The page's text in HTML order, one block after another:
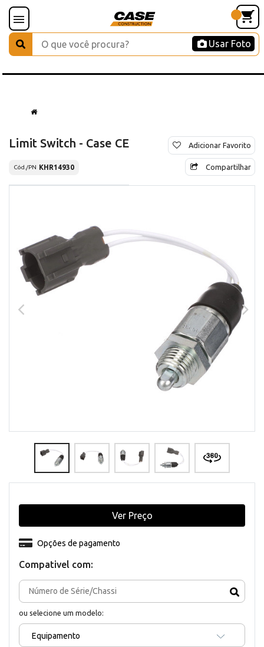
Usar Foto
Limit Switch - Case CE
Cód./PN KHR14930
Adicionar Favorito
Compartilhar
Compativel com:
ou selecione um modelo:
Equipamento
Opções de pagamento
Ver Preço